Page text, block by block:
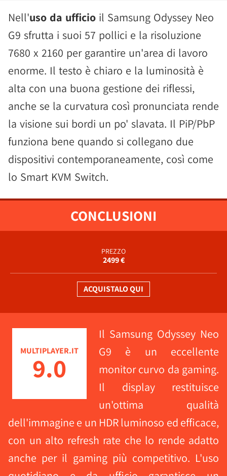
Nell'uso da ufficio il Samsung Odyssey Neo
G9 sfrutta i suoi 57 pollici e la risoluzione
7680 x 2160 per garantire un'area di lavoro
enorme. Il testo è chiaro e la luminosità è
alta con una buona gestione dei riflessi,
anche se la curvatura così pronunciata rende
la visione sui bordi un po' slavata. Il PiP/PbP
funziona bene quando si collegano due
dispositivi contemporaneamente, così come
lo Smart KVM Switch.
CONCLUSIONI
PREZZO
2499 €
ACQUISTALO QUI
MULTIPLAYER.IT
9.0
Il Samsung Odyssey Neo
G9 è un eccellente
monitor curvo da gaming.
Il display restituisce
un'ottima qualità
dell'immagine e un HDR luminoso ed efficace,
con un alto refresh rate che lo rende adatto
anche per il gaming più competitivo. L'uso